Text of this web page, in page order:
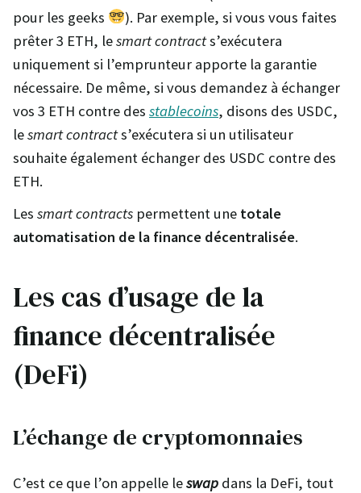
pour les geeks
). Par exemple, si vous vous faites
prêter 3 ETH, lesmart contracts’exécutera
uniquement si l’emprunteur apporte la garantie
nécessaire. De même, si vous demandez à échanger
vos 3 ETH contre des stablecoins, disons des USDC,
lesmart contracts’exécutera si un utilisateur
souhaite également échanger des USDC contre des
ETH.
Les smart contracts permettent une totale
automatisation de la finance décentralisée.
Les cas d’usage de la
finance décentralisée
(DeFi)
L’échange de cryptomonnaies
C’est ce que l’on appelle leswap dans la DeFi, tout